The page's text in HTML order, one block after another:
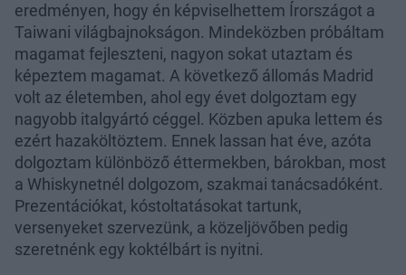
eredményen, hogy én képviselhettem Írországot a
Taiwani világbajnokságon. Mindeközben próbáltam
magamat fejleszteni, nagyon sokat utaztam és
képeztem magamat. A következő állomás Madrid
volt az életemben, ahol egy évet dolgoztam egy
nagyobb italgyártó céggel. Közben apuka lettem és
ezért hazaköltöztem. Ennek lassan hat éve, azóta
dolgoztam különböző éttermekben, bárokban, most
a Whiskynetnél dolgozom, szakmai tanácsadóként.
Prezentációkat, kóstoltatásokat tartunk,
versenyeket szervezünk, a közeljövőben pedig
szeretnénk egy koktélbárt is nyitni.